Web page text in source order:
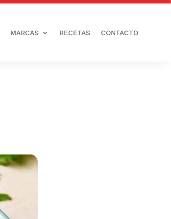
MARCAS RECETAS CONTACTO